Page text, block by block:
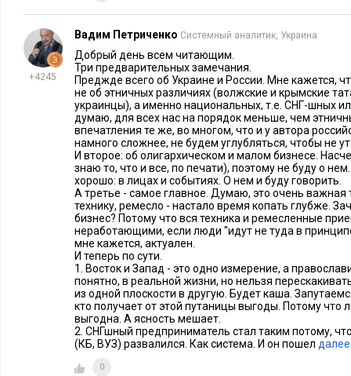
А восточная предпринимательская установка основана
В отличие от западного восприятия мира, всегда очень
мировоззрение довольно мрачно. Индуизм видит в этом
страдающего человеческого духа и потому конечная
бремени материи. А буддизм вообще считает, что бытие
недоразумение, которое нужно исправить уходом в
восточных людей нет претензий к миру, он либо
индуистов), либо его попросту нет, он - иллюзия (у
человек в этом «нормальном» мире страдает, ибо он для
потому задача земной жизни и всех земных дел в том,
Соответственно, базовая установка восточных
которой ее сотрудникам было бы хорошо...
И эта установка тоже выражена в миссиях восточных
Реальный дух восточных корпораций нужно искать не в
правило, вследствие господства в мире бизнеса
миссионерство»), а во внутренних корпоративных
практике. Так, например, Toyota придерживается системы
+4245
Вадим Петриченко Системный аналитик, Украина
Добрый день всем читающим.
Три предварительных замечания.
Преджде всего об Украине и России. Мне кажется,
не об этничных различиях (волжские и крымские
украинцы), а именно национальных, т.е. СНГ-шных
думаю, для всех нас на порядок меньше, чем
впечатления те же, во многом, что и у автора
намного сложнее, не будем углубляться, чтобы не
И второе: об олигархическом и малом бизнесе.
знаю то, что и все, по печати), поэтому не буду о
хорошо: в лицах и событиях. О нем и буду говорить.
А третье - самое главное. Думаю, это очень
технику, ремесло - настало время копать глубже.
бизнес? Потому что вся техника и ремесленные
неработающими, если люди ''идут не туда в
мне кажется, актуален.
И теперь по сути.
1. Восток и Запад - это одно измерение, а
понятно, в реальной жизни, но нельзя
из одной плоскости в другую. Будет каша.
кто получает от этой путаницы выгоды. Потому что
выгодна. А ясность мешает.
2. СНГшный предприниматель стал таким потому,
(КБ, ВУЗ) развалился. Как система. И он пошел
0